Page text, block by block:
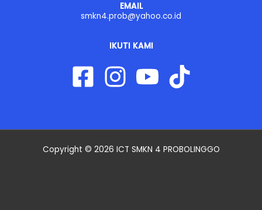
EMAIL
smkn4.prob@yahoo.co.id
IKUTI KAMI
Copyright © 2026 ICT SMKN 4 PROBOLINGGO